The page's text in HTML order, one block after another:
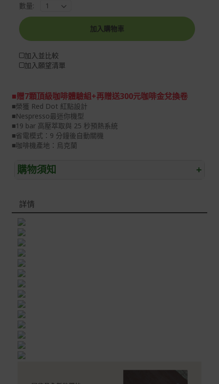
■贈7顆頂級咖啡體驗組+再贈送300元咖啡金兌換卷
■榮獲 Red Dot 紅點設計
■Nespresso最迷你機型
■19 bar 高壓萃取與 25 秒預熱系統
■省電模式：9 分鐘後自動關機
■咖啡機產地：烏克蘭
購物須知 +
本網站消費者享有商品到貨七天鑑賞期之權益(鑑賞期並非
到貨七天內消費者有權申請退貨或換貨；超過七天以上(含
假日)，恕無法辦理。
退回之商品必須是全新狀態且完整包裝(含商品、附件、包
裝、紙箱及所有附隨文件或資料)。
商品到貨後進行開箱前請全程錄影以確保自身權益 ! 非商
品本身瑕疵之退貨商品若有上述不完整之情況，本公司有
權向消費者收取相應的整新費用。
*遊戲光碟、軟體等影音商品屬智慧財產權之商品。依消費
者保護法第十九條第二項規定，一經拆封後恕不接受退換
貨。
如有相關退換貨服務需求，您可以透過專線或服務信箱聯
數量:
加入購物車
加入並比較
加入願望清單
詳情